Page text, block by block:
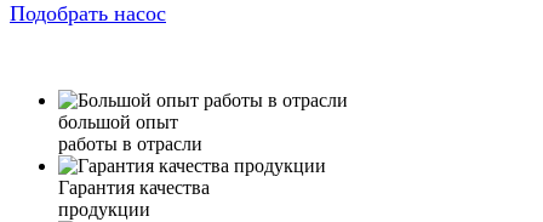
Подобрать насос
большой опыт
работы в отрасли
Гарантия качества
продукции